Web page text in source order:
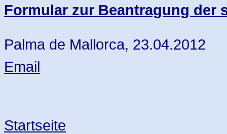
Formular zur Beantragung der
Palma de Mallorca, 23.04.2012
Email
Startseite